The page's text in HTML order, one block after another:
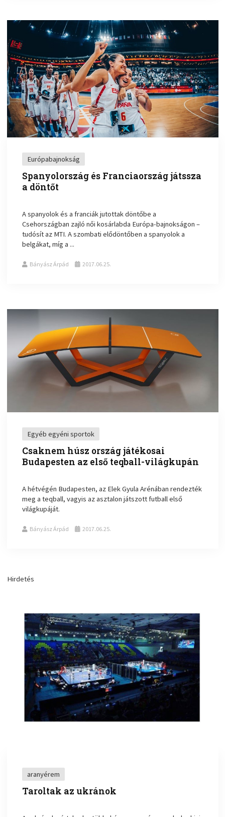
Európabajnokság
Spanyolország és Franciaország játssza
a döntőt
A spanyolok és a franciák jutottak döntőbe a
Csehországban zajló női kosárlabda Európa-bajnokságon –
tudósít az MTI. A szombati elődöntőben a spanyolok a
belgákat, míg a ...
Bányász Árpád 2017.06.25.
Egyéb egyéni sportok
Csaknem húsz ország játékosai
Budapesten az első teqball-világkupán
A hétvégén Budapesten, az Elek Gyula Arénában rendezték
meg a teqball, vagyis az asztalon játszott futball első
világkupáját.
Bányász Árpád 2017.06.25.
Hirdetés
aranyérem
Taroltak az ukránok